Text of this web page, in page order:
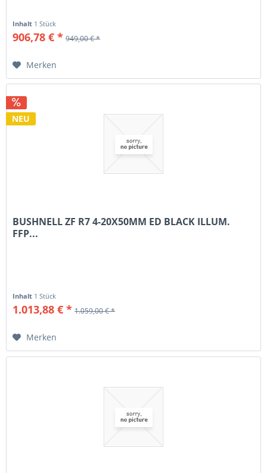
Inhalt 1 Stück
906,78 € * 949,00 € *
Merken
NEU
BUSHNELL ZF R7 4-20X50MM ED BLACK ILLUM.
FFP...
Inhalt 1 Stück
1.013,88 € * 1.059,00 € *
Merken